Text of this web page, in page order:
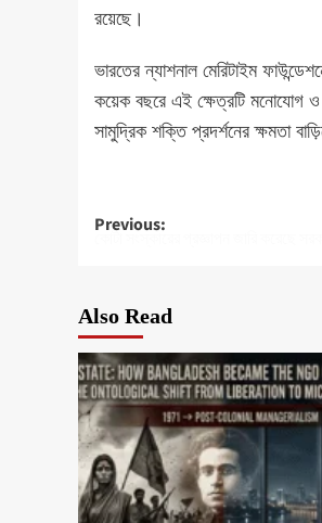
রয়েছে।
ভারতের ন্যাশনাল মেরিটাইম
কয়েক বছরে এই ক্ষেত্রটি মনোযোগ ও
সামুদ্রিক শক্তি প্রদর্শনের ক্ষমতা
Post
Previous:
কোটা সংস্কারের প্রজ্ঞাপন জারি করেছে সরকার
Also Read